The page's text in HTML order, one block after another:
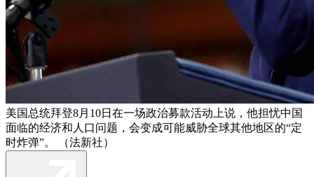
美国总统拜登8月10日在一场政治募款活动上说，他担忧中国
面临的经济和人口问题，会变成可能威胁全球其他地区的“定
时炸弹”。 （法新社）